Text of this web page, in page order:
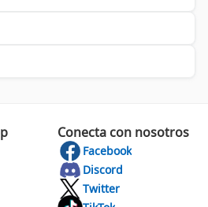
Conecta con nosotros
Facebook
Discord
Twitter